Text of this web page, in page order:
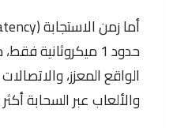
حدود 1 ميكروثانية
الواقع المعزز،
والألعاب عبر السحابة